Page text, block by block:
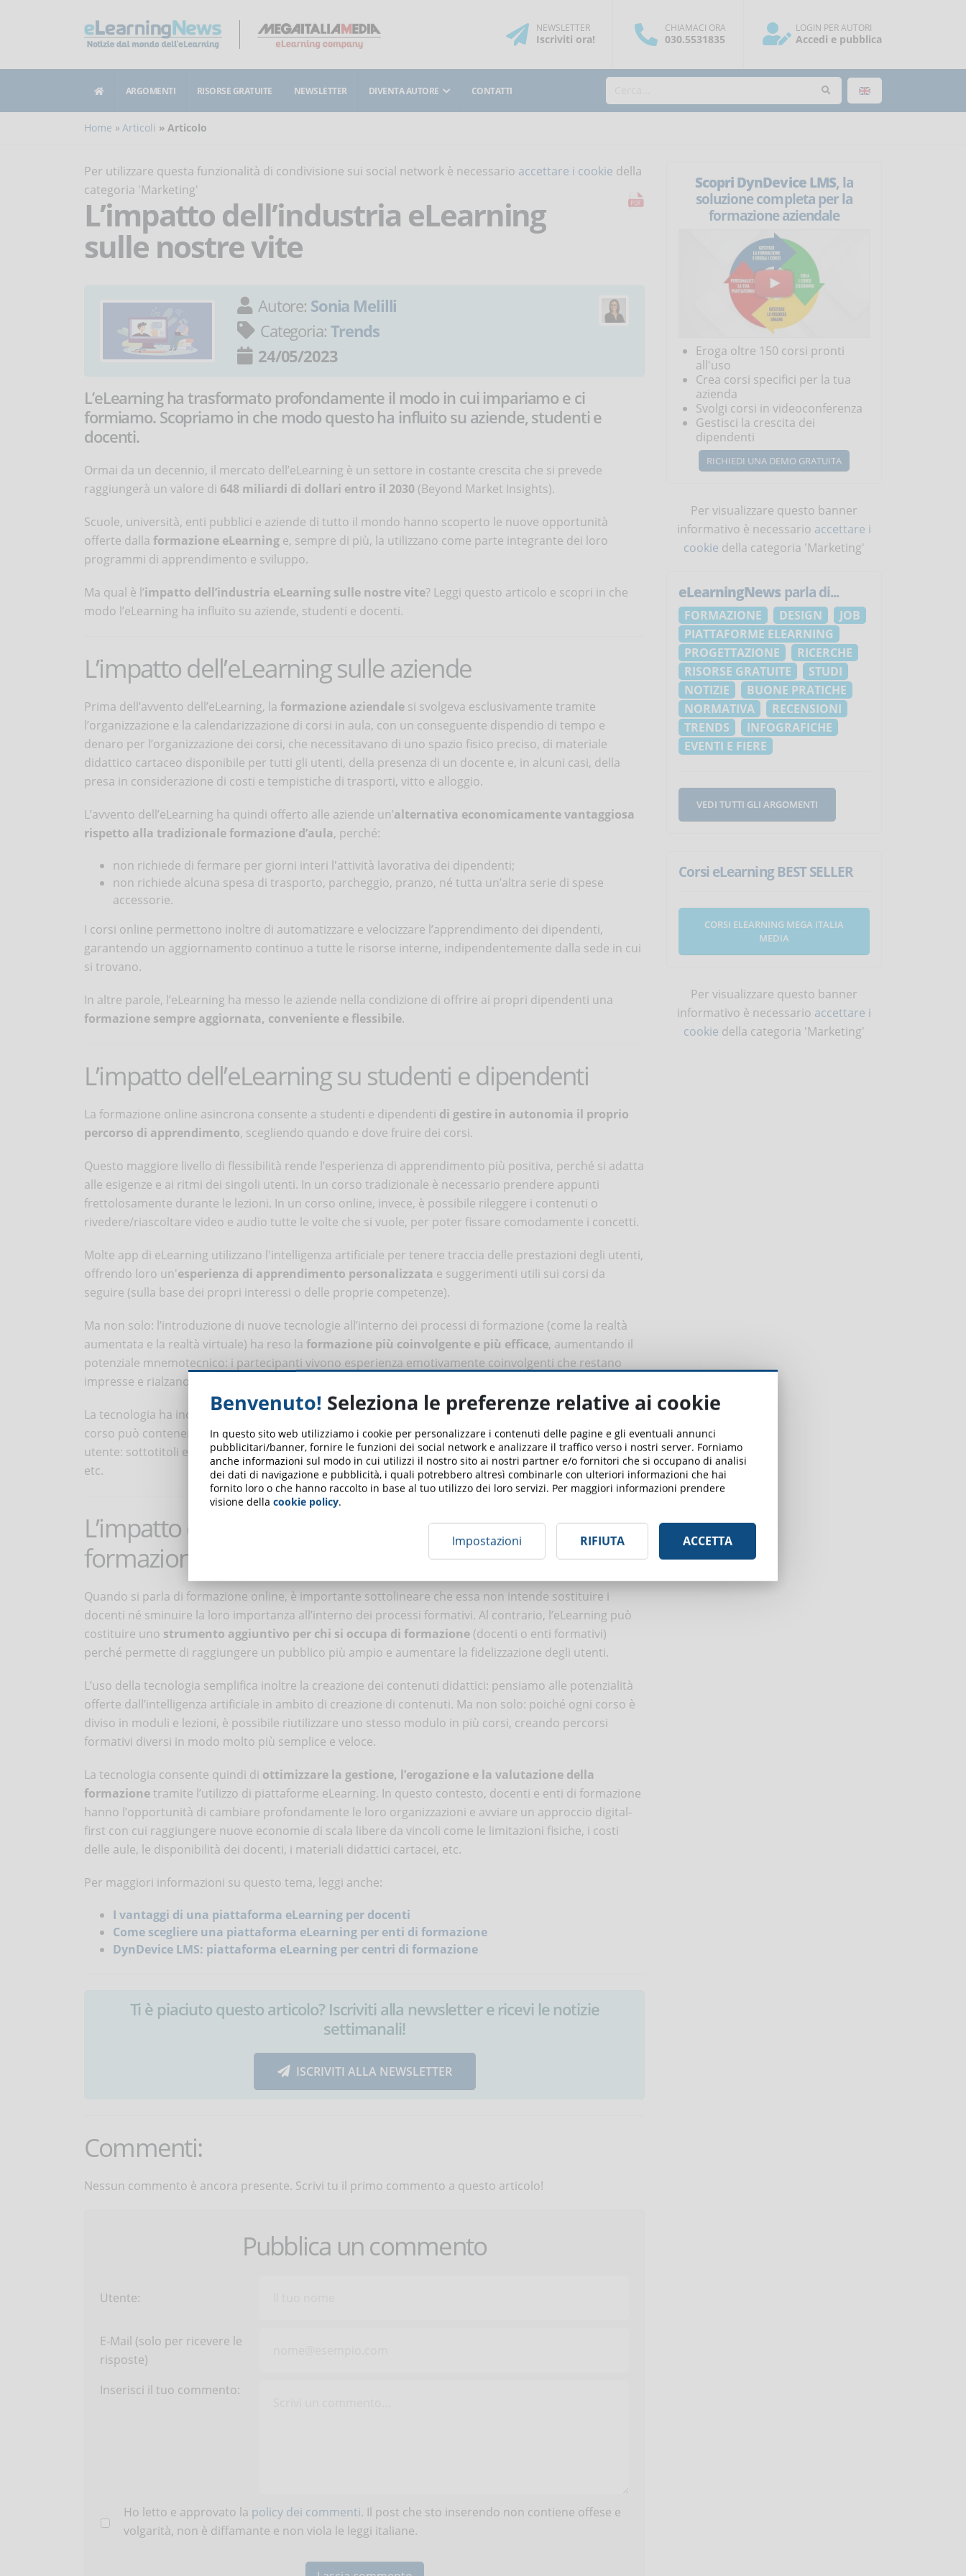
NEWSLETTER
Iscriviti ora!
CHIAMACI ORA
030.5531835
LOGIN PER AUTORI
Accedi e pubblica
ARGOMENTI RISORSE GRATUITE NEWSLETTER DIVENTA AUTORE CONTATTI
Home Articoli Articolo
Per utilizzare questa funzionalità di condivisione sui social network è necessario accettare i cookie della
categoria 'Marketing'
L’impatto dell’industria eLearning
sulle nostre vite
Autore: Sonia Melilli
Categoria:Trends
24/05/2023
L’eLearning ha trasformato profondamente il modo in cui impariamo e ci
formiamo. Scopriamo in che modo questo ha influito su aziende, studenti e
docenti.
Ormai da un decennio, il mercato dell’eLearning è un settore in costante crescita che si prevede
raggiungerà un valore di 648 miliardi di dollari entro il 2030 (Beyond Market Insights).
Scuole, università, enti pubblici e aziende di tutto il mondo hanno scoperto le nuove opportunità
offerte dalla formazione eLearning e, sempre di più, la utilizzano come parte integrante dei loro
programmi di apprendimento e sviluppo.
Ma qual è l’impatto dell’industria eLearning sulle nostre vite? Leggi questo articolo e scopri in che
modo l’eLearning ha influito su aziende, studenti e docenti.
L’impatto dell’eLearning sulle aziende
Prima dell’avvento dell’eLearning, la formazione aziendale si svolgeva esclusivamente tramite
l’organizzazione e la calendarizzazione di corsi in aula, con un conseguente dispendio di tempo e
denaro per l’organizzazione dei corsi, che necessitavano di uno spazio fisico preciso, di materiale
didattico cartaceo disponibile per tutti gli utenti, della presenza di un docente e, in alcuni casi, della
presa in considerazione di costi e tempistiche di trasporti, vitto e alloggio.
L’avvento dell’eLearning ha quindi offerto alle aziende un’alternativa economicamente vantaggiosa
rispetto alla tradizionale formazione d’aula, perché:
non richiede di fermare per giorni interi l'attività lavorativa dei dipendenti;
non richiede alcuna spesa di trasporto, parcheggio, pranzo, né tutta un’altra serie di spese
accessorie.
I corsi online permettono inoltre di automatizzare e velocizzare l’apprendimento dei dipendenti,
garantendo un aggiornamento continuo a tutte le risorse interne, indipendentemente dalla sede in cui
si trovano.
In altre parole, l’eLearning ha messo le aziende nella condizione di offrire ai propri dipendenti una
formazione sempre aggiornata, conveniente e flessibile.
L’impatto dell’eLearning su studenti e dipendenti
La formazione online asincrona consente a studenti e dipendenti di gestire in autonomia il proprio
percorso di apprendimento, scegliendo quando e dove fruire dei corsi.
Questo maggiore livello di flessibilità rende l’esperienza di apprendimento più positiva, perché si adatta
alle esigenze e ai ritmi dei singoli utenti. In un corso tradizionale è necessario prendere appunti
frettolosamente durante le lezioni. In un corso online, invece, è possibile rileggere i contenuti o
rivedere/riascoltare video e audio tutte le volte che si vuole, per poter fissare comodamente i concetti.
Molte app di eLearning utilizzano l'intelligenza artificiale per tenere traccia delle prestazioni degli utenti,
offrendo loro un'esperienza di apprendimento personalizzata e suggerimenti utili sui corsi da
seguire (sulla base dei propri interessi o delle proprie competenze).
Ma non solo: l’introduzione di nuove tecnologie all’interno dei processi di formazione (come la realtà
aumentata e la realtà virtuale) ha reso la formazione più coinvolgente e più efficace, aumentando il
potenziale mnemotecnico: i partecipanti vivono esperienza emotivamente coinvolgenti che restano
impresse e rialzano la curva di attenzione.
La tecnologia ha inoltre reso laformazione molto più accessibile agli utenti con disabilità. Lo stesso
corso può contenere materiali didattici in formati diversi per rispondere alle specifiche esigenze di ogni
utente: sottotitoli e testi alternativi per non udenti, utilizzo di immagini con alto contrasto per daltonici,
etc.
L’impatto dell’eLearning su docenti ed enti di
formazione
Quando si parla di formazione online, è importante sottolineare che essa non intende sostituire i
docenti né sminuire la loro importanza all’interno dei processi formativi. Al contrario, l’eLearning può
costituire uno strumento aggiuntivo per chi si occupa di formazione (docenti o enti formativi)
perché permette di raggiungere un pubblico più ampio e aumentare la fidelizzazione degli utenti.
L’uso della tecnologia semplifica inoltre la creazione dei contenuti didattici: pensiamo alle potenzialità
offerte dall’intelligenza artificiale in ambito di creazione di contenuti. Ma non solo: poiché ogni corso è
diviso in moduli e lezioni, è possibile riutilizzare uno stesso modulo in più corsi, creando percorsi
formativi diversi in modo molto più semplice e veloce.
La tecnologia consente quindi di ottimizzare la gestione, l’erogazione e la valutazione della
formazionetramite l’utilizzo di piattaforme eLearning. In questo contesto, docenti e enti di formazione
hanno l’opportunità di cambiare profondamente le loro organizzazioni e avviare un approccio digital-
first con cui raggiungere nuove economie di scala libere da vincoli come le limitazioni fisiche, i costi
delle aule, le disponibilità dei docenti, i materiali didattici cartacei, etc.
Per maggiori informazioni su questo tema, leggi anche:
I vantaggi di una piattaforma eLearning per docenti
Come scegliere una piattaforma eLearning per enti di formazione
DynDevice LMS: piattaforma eLearning per centri di formazione
Ti è piaciuto questo articolo? Iscriviti alla newsletter e ricevi le notizie
settimanali!
ISCRIVITI ALLA NEWSLETTER
Commenti:
Nessun commento è ancora presente. Scrivi tu il primo commento a questo articolo!
Pubblica un commento
Utente:
E-Mail (solo per ricevere le
risposte)
Inserisci il tuo commento:
Ho letto e approvato la policy dei commenti. Il post che sto inserendo non contiene offese e
volgarità, non è diffamante e non viola le leggi italiane.
Scopri DynDevice LMS, la
soluzione completa per la
formazione aziendale
Eroga oltre 150 corsi pronti
all'uso
Crea corsi specifici per la tua
azienda
Svolgi corsi in videoconferenza
Gestisci la crescita dei
dipendenti
RICHIEDI UNA DEMO GRATUITA
Per visualizzare questo banner
informativo è necessario accettare i
cookie della categoria 'Marketing'
eLearningNews parla di...
FORMAZIONE DESIGN
JOB
PIATTAFORME ELEARNING
PROGETTAZIONE
RICERCHE
RISORSE GRATUITE
STUDI
NOTIZIE
BUONE PRATICHE
NORMATIVA
RECENSIONI
TRENDS
INFOGRAFICHE
EVENTI E FIERE
VEDI TUTTI GLI ARGOMENTI
Corsi eLearning BEST SELLER
CORSI ELEARNING MEGA ITALIA
MEDIA
Per visualizzare questo banner
informativo è necessario accettare i
cookie della categoria 'Marketing'
Benvenuto! Seleziona le preferenze relative ai cookie
In questo sito web utilizziamo i cookie per personalizzare i contenuti delle pagine e gli eventuali annunci
pubblicitari/banner, fornire le funzioni dei social network e analizzare il traffico verso i nostri server. Forniamo
anche informazioni sul modo in cui utilizzi il nostro sito ai nostri partner e/o fornitori che si occupano di analisi
dei dati di navigazione e pubblicità, i quali potrebbero altresì combinarle con ulteriori informazioni che hai
fornito loro o che hanno raccolto in base al tuo utilizzo dei loro servizi. Per maggiori informazioni prendere
visione della cookie policy.
Impostazioni RIFIUTA ACCETTA